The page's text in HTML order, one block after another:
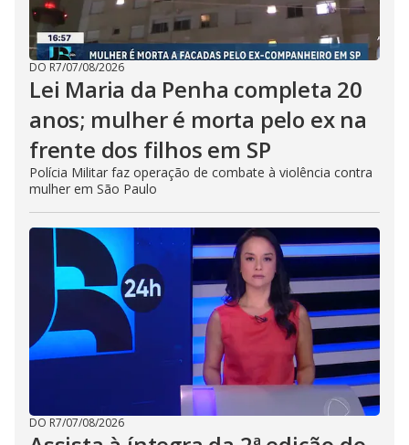
DO R7/07/08/2026
Lei Maria da Penha completa 20
anos; mulher é morta pelo ex na
frente dos filhos em SP
Polícia Militar faz operação de combate à violência contra
mulher em São Paulo
DO R7/07/08/2026